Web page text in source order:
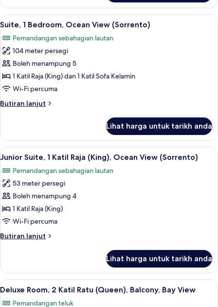
1
Bedroom,
Oceanfront
Lihat
semua
foto
untuk
Suite,
1
Bedroom,
View
20 inci televisyen skrin rata dengan
3
Suite, 1 Bedroom, Ocean View (Sorrento)
Pemandangan sebahagian lautan
104 meter persegi
Boleh menampung 5
1 Katil Raja (King) dan 1 Katil Sofa Kelamin
Wi-Fi percuma
Butiran lanjut
Butiran
1
Bedroom,
Ocean
(Sorrento)
Lihat harga untuk tarikh anda
Lihat
semua
foto
untuk
Junior
Suite,
1
Raja
View
(Sorrento)
Peralatan tempat tidur premium, bar
2
Junior Suite, 1 Katil Raja (King), Ocean View (Sorrento)
Pemandangan sebahagian lautan
53 meter persegi
Boleh menampung 4
1 Katil Raja (King)
Wi-Fi percuma
Butiran lanjut
Butiran
Suite,
Katil
Lihat harga untuk tarikh anda
Lihat
semua
Deluxe Room, 2 Katil Ratu (Queen),
2
Deluxe Room, 2 Katil Ratu (Queen), Balcony, Bay View
Pemandangan teluk